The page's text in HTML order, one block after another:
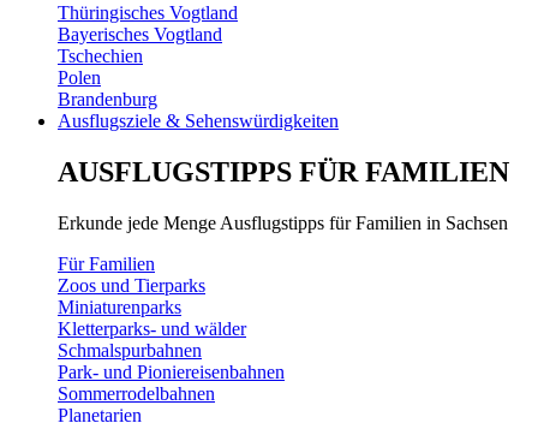
Thüringisches Vogtland
Bayerisches Vogtland
Tschechien
Polen
Brandenburg
Ausflugsziele & Sehenswürdigkeiten
AUSFLUGSTIPPS FÜR FAMILIEN
Erkunde jede Menge Ausflugstipps für Familien in Sachsen
Für Familien
Zoos und Tierparks
Miniaturenparks
Kletterparks- und wälder
Schmalspurbahnen
Park- und Pioniereisenbahnen
Sommerrodelbahnen
Planetarien